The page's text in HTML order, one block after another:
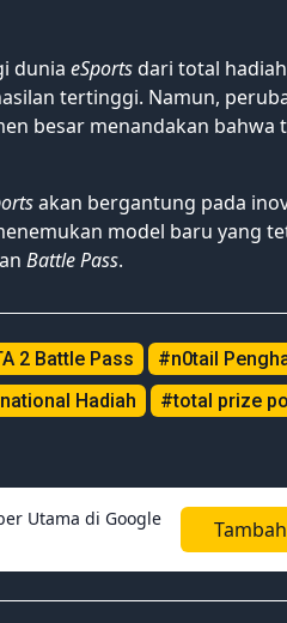
dunia eSportsdari total
tertinggi. Namun,
besar menandakan bahwa
akan bergantung pada
model baru yang
Battle Pass.
2 Battle Pass
#n0tail
Hadiah
#total prize
Utama di Google